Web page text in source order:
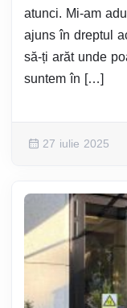
atunci. Mi-am
ajuns în dreptul
să-ți arăt unde
suntem în […]
27 iulie 2025